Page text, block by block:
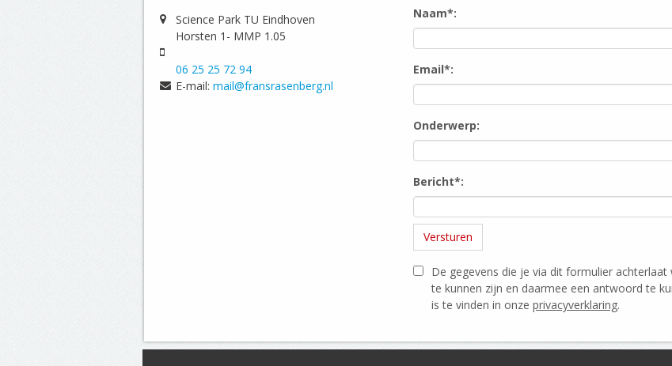
Science Park TU Eindhoven
Horsten 1- MMP 1.05
06 25 25 72 94
E-mail: mail@fransrasenberg.nl
Naam*:
Email*:
Onderwerp:
Bericht*:
De gegevens die je via dit formulier
te kunnen zijn en daarmee een antwoord te
is te vinden in onze privacyverklaring.